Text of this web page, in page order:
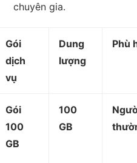
chuyên gia.
Gói
dịch
vụ
Dung
lượng
Phù
Gói
100
GB
100
GB